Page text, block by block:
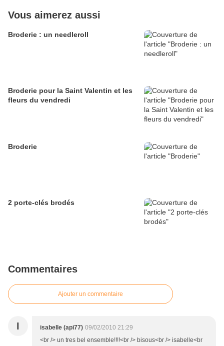
Vous aimerez aussi
Broderie : un needleroll
Broderie pour la Saint Valentin et les
fleurs du vendredi
Broderie
2 porte-clés brodés
Commentaires
Ajouter un commentaire
I isabelle (api77) 09/02/2010 21:29
<br /> un tres bel ensemble!!!!<br /> bisous<br /> isabelle<br